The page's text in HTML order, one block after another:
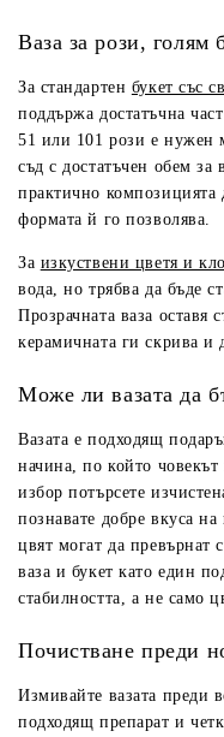
Ваза за рози, голям
За стандартен букет със
поддържа достатъчна
51 или 101 рози е нужен
съд с достатъчен обем
практично композицията
формата й го позволява.
За изкуствени цветя и
вода, но трябва да бъде
Прозрачната ваза оставя
керамичната ги скрива и
Може ли вазата да
Вазата е подходящ
начина, по който
избор потърсете
познавате добре вкуса
цвят могат да превърнат
ваза и букет като един
стабилността, а не само
Почистване преди
Измивайте вазата преди
подходящ препарат и